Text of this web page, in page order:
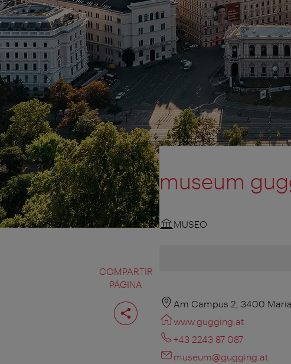
COMPARTIR
PÁGINA
Compartir
página
museum
MUSEO
Am Campus 2, 3400
www.gugging.at
+43 2243 87 087
museum@gugging.at